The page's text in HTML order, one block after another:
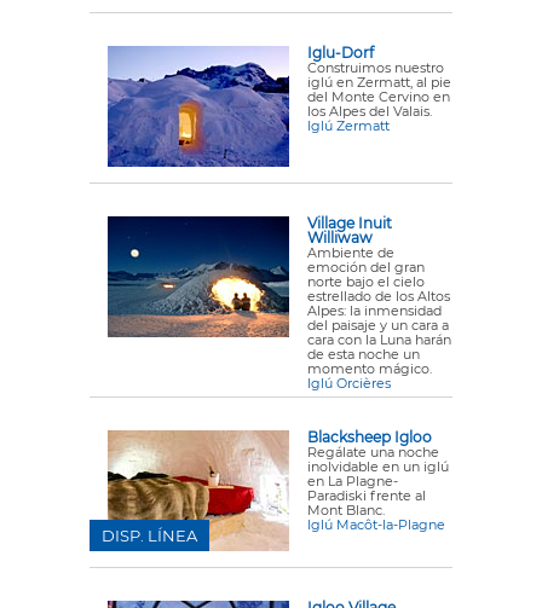
Iglu-Dorf
Construimos nuestro
iglú en Zermatt, al pie
del Monte Cervino en
los Alpes del Valais.
Iglú Zermatt
Village Inuit
Williwaw
Ambiente de
emoción del gran
norte bajo el cielo
estrellado de los Altos
Alpes: la inmensidad
del paisaje y un cara a
cara con la Luna harán
de esta noche un
momento mágico.
Iglú Orcières
Blacksheep Igloo
Regálate una noche
inolvidable en un iglú
en La Plagne-
Paradiski frente al
Mont Blanc.
Iglú Macôt-la-Plagne
DISP. LÍNEA